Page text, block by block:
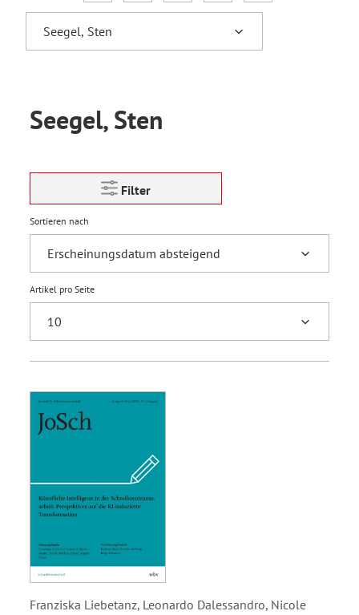
Seegel, Sten
Filter
Sortieren nach
Artikel pro Seite
Franziska Liebetanz, Leonardo Dalessandro, Nicole